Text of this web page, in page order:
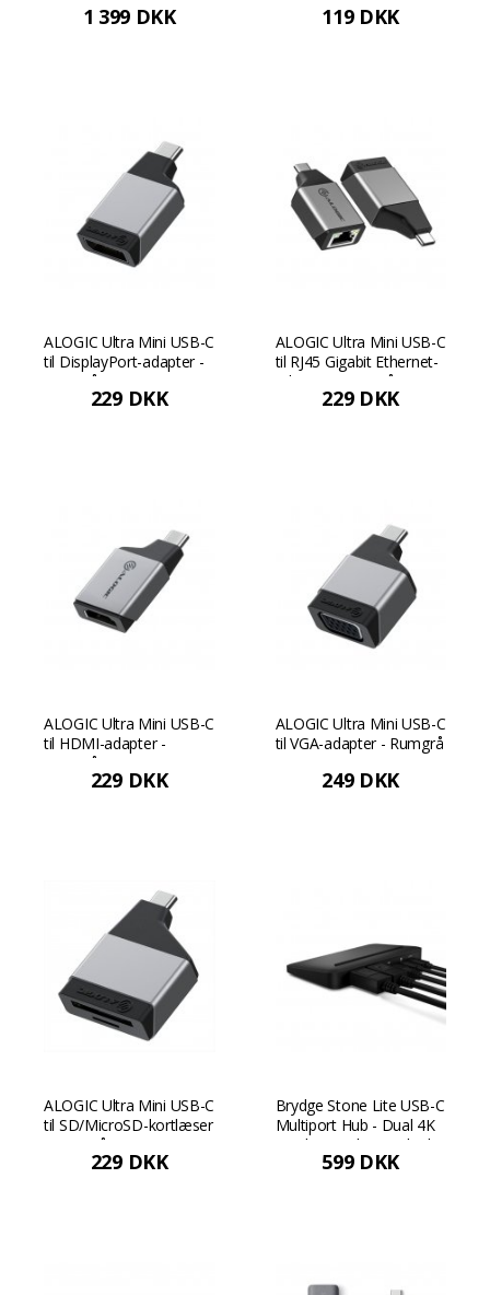
1 399 DKK 119 DKK
ALOGIC Ultra Mini USB-C
til DisplayPort-adapter -
Rumgrå
229 DKK
ALOGIC Ultra Mini USB-C
til RJ45 Gigabit Ethernet-
adapter - Rumgrå
229 DKK
ALOGIC Ultra Mini USB-C
til HDMI-adapter -
Rumgrå
229 DKK
ALOGIC Ultra Mini USB-C
til VGA-adapter - Rumgrå
249 DKK
ALOGIC Ultra Mini USB-C
til SD/MicroSD-kortlæser
- Rumgrå
229 DKK
Brydge Stone Lite USB-C
Multiport Hub - Dual 4K
Display Docking Hub til
Windows Bærbare
599 DKK